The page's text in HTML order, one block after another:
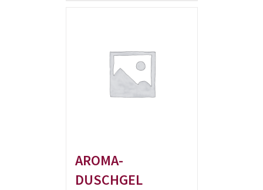
AROMA-
DUSCHGEL